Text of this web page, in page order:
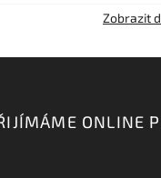
Zobrazit
ONLINE